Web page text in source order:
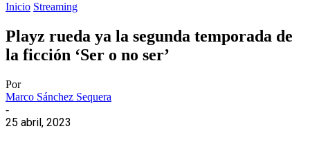
Inicio Streaming
Playz rueda ya la segunda temporada de
la ficción ‘Ser o no ser’
Por
Marco Sánchez Sequera
-
25 abril, 2023